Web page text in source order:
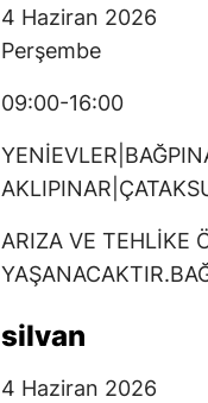
4 Haziran 2026
Perşembe
09:00-16:00
ARIZA VE TEHLİKE
silvan
4 Haziran 2026